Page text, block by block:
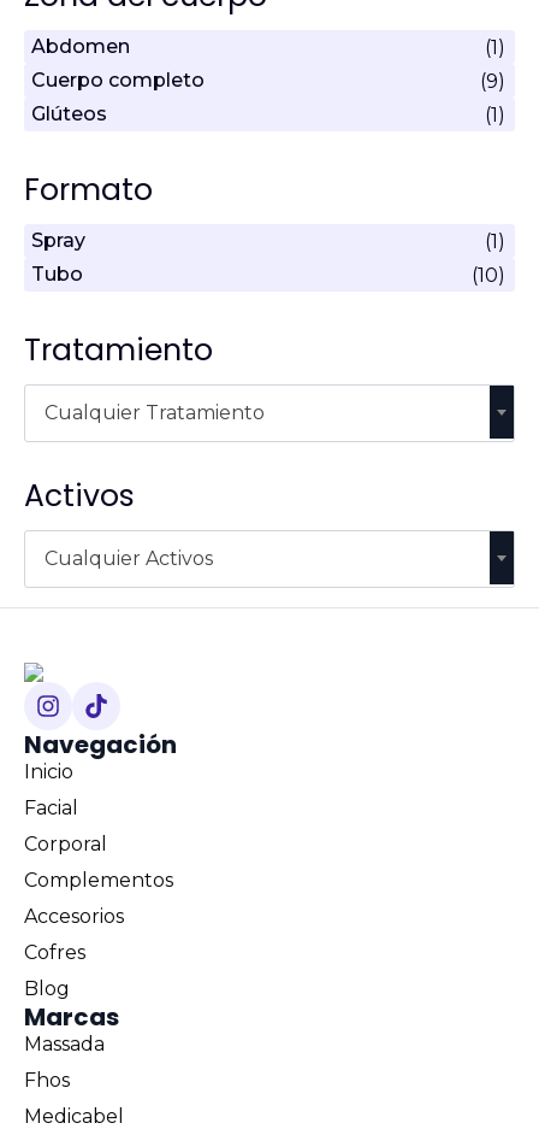
Abdomen
(1)
Cuerpo completo
(9)
Glúteos
(1)
Formato
Spray
(1)
Tubo
(10)
Tratamiento
Cualquier Tratamiento
Activos
Cualquier Activos
Navegación
Inicio
Facial
Corporal
Complementos
Accesorios
Cofres
Blog
Marcas
Massada
Fhos
Medicabel